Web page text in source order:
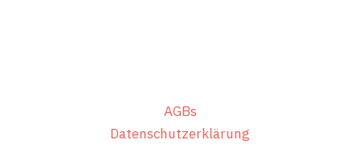
AGBs
Datenschutzerklärung